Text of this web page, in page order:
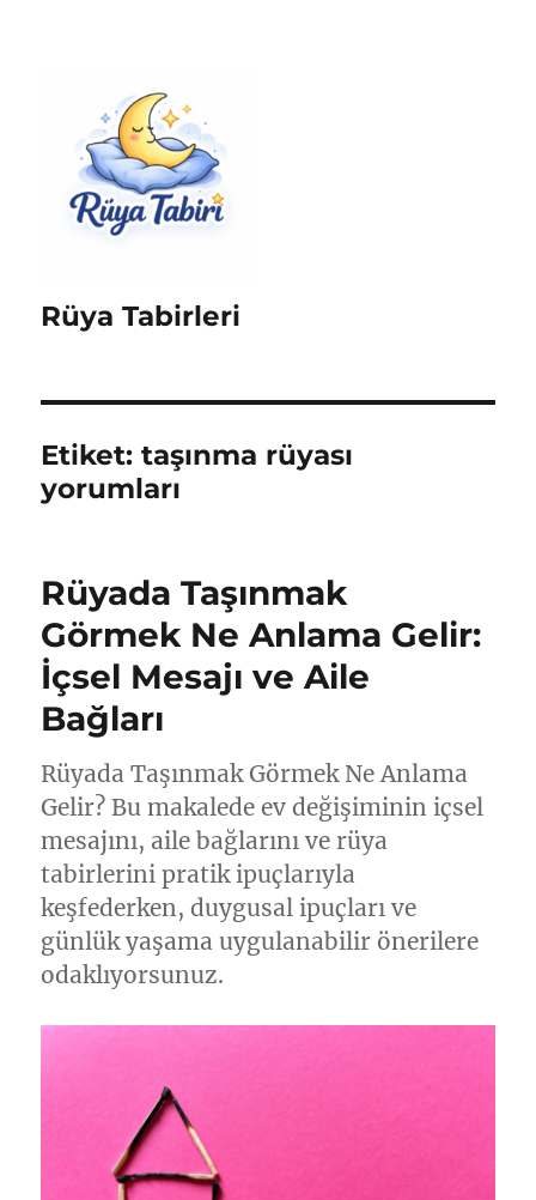
Rüya Tabirleri
Etiket:taşınma rüyası
yorumları
Rüyada Taşınmak
Görmek Ne Anlama Gelir:
İçsel Mesajı ve Aile
Bağları
Rüyada Taşınmak Görmek Ne Anlama
Gelir? Bu makalede ev değişiminin içsel
mesajını, aile bağlarını ve rüya
tabirlerini pratik ipuçlarıyla
keşfederken, duygusal ipuçları ve
günlük yaşama uygulanabilir önerilere
odaklıyorsunuz.